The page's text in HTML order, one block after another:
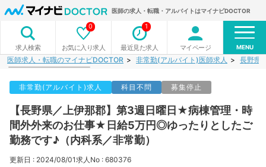
医師の求人・転職・アルバイトはマイナビDOCTOR
求人検索 お気に入り求人
0
最近見た求人
1
マイページ MENU
医師求人・転職のマイナビDOCTOR 非常勤(アルバイト)医師求人 長野県
非常勤(アルバイト)求人 科目不問 募集停止
【長野県／上伊那郡】第3週日曜日★病棟管理・時
間外外来のお仕事★日給5万円◎ゆったりとしたご
勤務です♪（内科系／非常勤）
更新日 : 2024/08/01求人No : 680376